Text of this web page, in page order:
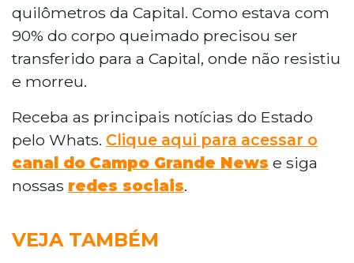
quilômetros da Capital. Como estava com
90% do corpo queimado precisou ser
transferido para a Capital, onde não resistiu
e morreu.
Receba as principais notícias do Estado
pelo Whats. Clique aqui para acessar o
canal do Campo Grande News e siga
nossas redes sociais.
VEJA TAMBÉM